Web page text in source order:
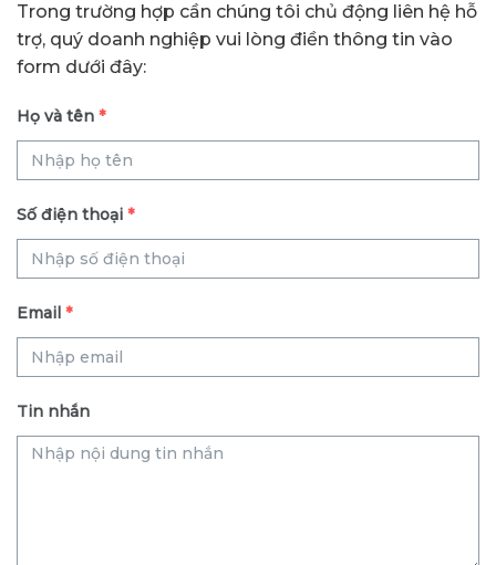
Trong trường hợp cần chúng tôi chủ động liên hệ hỗ
trợ, quý doanh nghiệp vui lòng điền thông tin vào
form dưới đây:
Họ và tên *
Số điện thoại *
Email *
Tin nhắn